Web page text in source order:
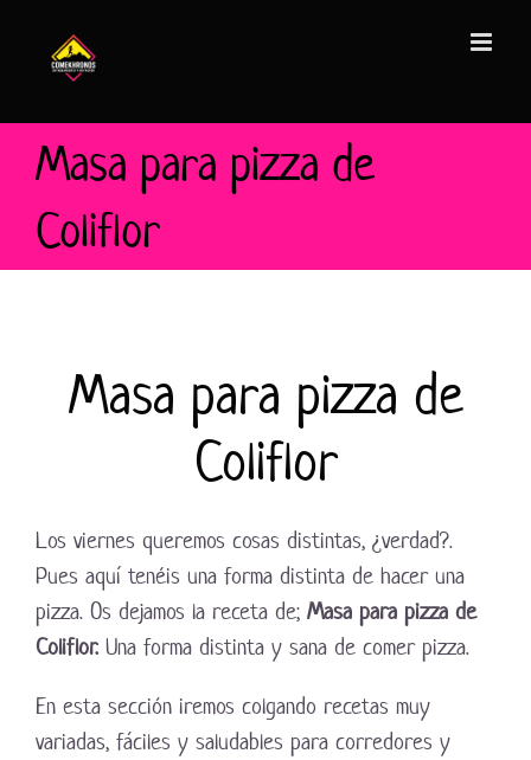
contenido
Masa para pizza de
Coliflor
Masa para pizza de
Coliflor
Los viernes queremos cosas distintas, ¿verdad?.
Pues aquí tenéis una forma distinta de hacer una
pizza. Os dejamos la receta de; Masa para pizza de
Coliflor. Una forma distinta y sana de comer pizza.
En esta sección iremos colgando recetas muy
variadas, fáciles y saludables para corredores y